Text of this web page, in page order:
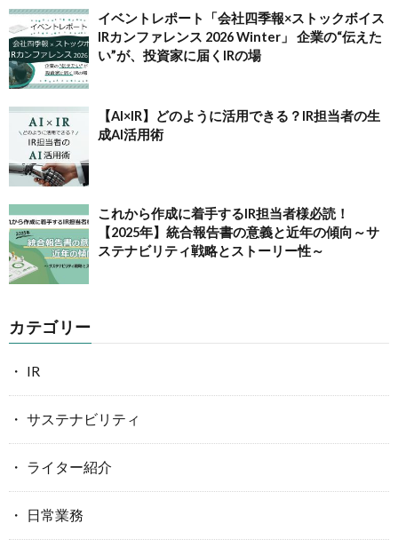
イベントレポート「会社四季報×ストックボイス
IRカンファレンス 2026 Winter」 企業の“伝えた
い”が、投資家に届くIRの場
【AI×IR】どのように活用できる？IR担当者の生
成AI活用術
これから作成に着手するIR担当者様必読！
【2025年】統合報告書の意義と近年の傾向～サ
ステナビリティ戦略とストーリー性～
カテゴリー
IR
サステナビリティ
ライター紹介
日常業務